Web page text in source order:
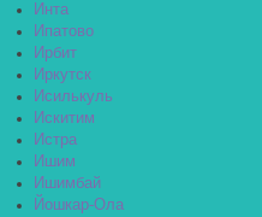
Инта
Ипатово
Ирбит
Иркутск
Исилькуль
Искитим
Истра
Ишим
Ишимбай
Йошкар-Ола